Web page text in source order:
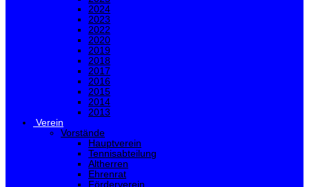
2024
2023
2022
2020
2019
2018
2017
2016
2015
2014
2013
Verein
Vorstände
Hauptverein
Tennisabteilung
Altherren
Ehrenrat
Förderverein